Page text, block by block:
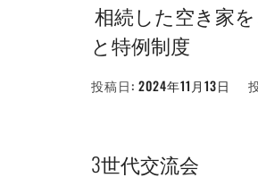
相続した空き家
と特例制度
投稿日: 2024年11月13日
3世代交流会